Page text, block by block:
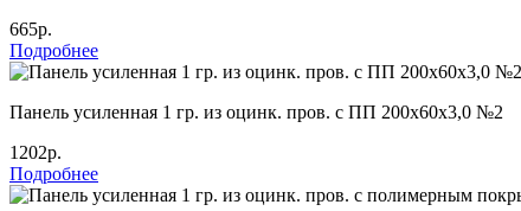
665р.
Подробнее
Панель усиленная 1 гр. из оцинк. пров. с ПП 200х60х3,0 №2
1202р.
Подробнее